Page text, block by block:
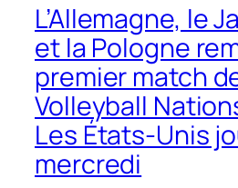
L’Allemagne, le
et la Pologne
premier match
Volleyball
Les États-Unis
mercredi